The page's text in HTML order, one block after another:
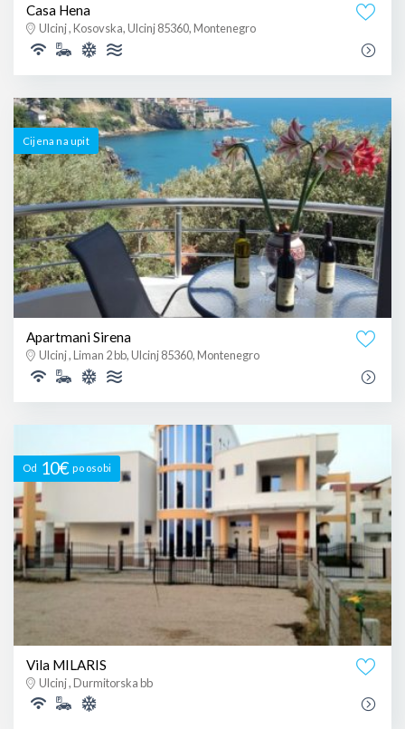
Casa Hena
Ulcinj , Kosovska, Ulcinj 85360, Montenegro
Cijena na upit
Apartmani Sirena
Ulcinj , Liman 2 bb, Ulcinj 85360, Montenegro
Od 10€ po osobi
Vila MILARIS
Ulcinj , Durmitorska bb